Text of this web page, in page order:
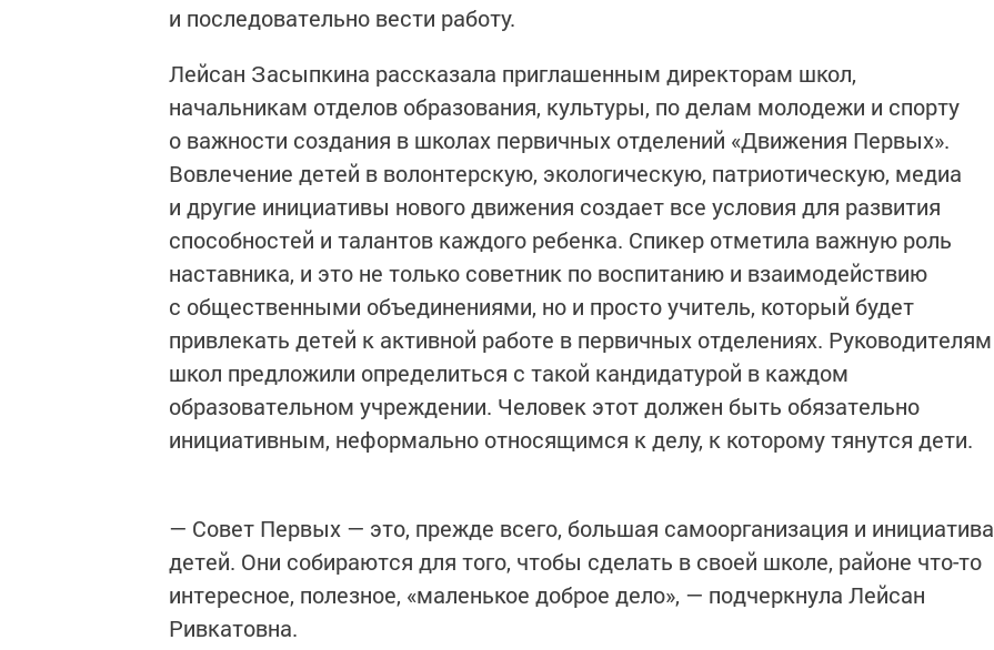
и последовательно вести работу.
Лейсан Засыпкина рассказала приглашенным директорам школ,
начальникам отделов образования, культуры, по делам молодежи и спорту
о важности создания в школах первичных отделений «Движения Первых».
Вовлечение детей в волонтерскую, экологическую, патриотическую, медиа
и другие инициативы нового движения создает все условия для развития
способностей и талантов каждого ребенка. Спикер отметила важную роль
наставника, и это не только советник по воспитанию и взаимодействию
с общественными объединениями, но и просто учитель, который будет
привлекать детей к активной работе в первичных отделениях. Руководителям
школ предложили определиться с такой кандидатурой в каждом
образовательном учреждении. Человек этот должен быть обязательно
инициативным, неформально относящимся к делу, к которому тянутся дети.
— Совет Первых — это, прежде всего, большая самоорганизация и инициатива
детей. Они собираются для того, чтобы сделать в своей школе, районе что-то
интересное, полезное, «маленькое доброе дело», — подчеркнула Лейсан
Ривкатовна.